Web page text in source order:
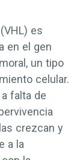
es
en el gen
un tipo
celular.
a falta de
crezcan y
a la